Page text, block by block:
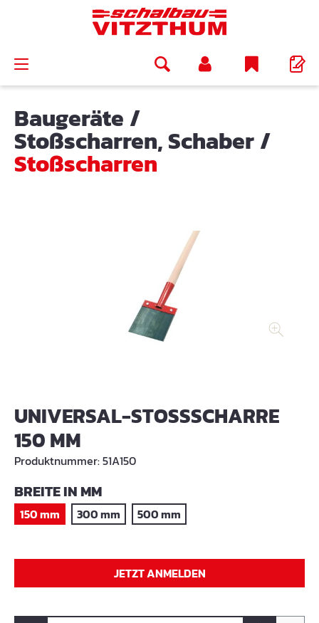
Baugeräte /
Stoßscharren, Schaber/
Stoßscharren
UNIVERSAL-STOSSSCHARRE 1
50 MM
Produktnummer:51A150
BREITE IN MMAUSWÄHLEN
150 mm 300 mm 500 mm
JETZT ANMELDEN